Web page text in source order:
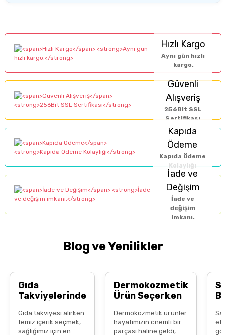
Hızlı Kargo
Aynı gün hızlı
kargo.
Güvenli
Alışveriş
256Bit SSL
Sertifikası
Kapıda
Ödeme
Kapıda Ödeme
Kolaylığı
İade ve
Değişim
İade ve
değişim
imkanı.
Blog ve Yenilikler
Gıda
Takviyelerinde
Neden Önemli?
Gıda takviyesi alırken
temiz içerik seçmek,
sağlığımız için en
Dermokozmetik
Ürün Seçerken
Olmak
Dermokozmetik ürünler
hayatımızın önemli bir
parçası haline geldi,